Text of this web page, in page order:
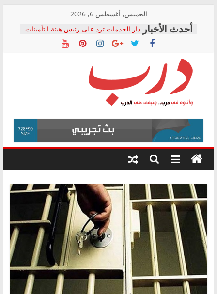
content
الخميس, أغسطس 6, 2026
دار الخدمات ترد على رئيس هيئة التأمينات
بعد مؤتمره الصحفي: إنكار الأزمة لا ينهي
معاناة أصحاب المعاشات.. ونطالب بكشف
فرحات سليمان يكتب: القطاع الصحي إلى
أين؟
حزب التحالف الشعبي يطلق لجنة “الحق
في الصحة” بالإسكندرية لرصد الانتهاكات
ودعم المرضى
الوزاري لمدينة الصحفيين.. وانتهاء أعمال
إنشاء المبنى الإداري
المجلس القومي لحقوق الإنسان يعلن
متابعة قضية الدكتور محمد زهران.. ويؤكد:
قرينة البراءة وضمانات المحاكمة العادلة
درب
وأتوه
درب..
وتبقى
هي